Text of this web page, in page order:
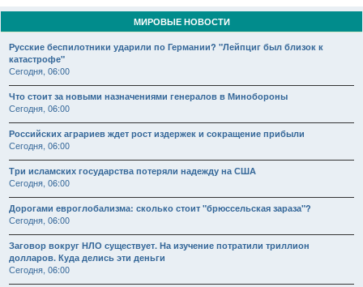
МИРОВЫЕ НОВОСТИ
Русские беспилотники ударили по Германии? "Лейпциг был близок к
катастрофе"
Сегодня, 06:00
Что стоит за новыми назначениями генералов в Минобороны
Сегодня, 06:00
Российских аграриев ждет рост издержек и сокращение прибыли
Сегодня, 06:00
Три исламских государства потеряли надежду на США
Сегодня, 06:00
Дорогами евроглобализма: сколько стоит "брюссельская зараза"?
Сегодня, 06:00
Заговор вокруг НЛО существует. На изучение потратили триллион
долларов. Куда делись эти деньги
Сегодня, 06:00